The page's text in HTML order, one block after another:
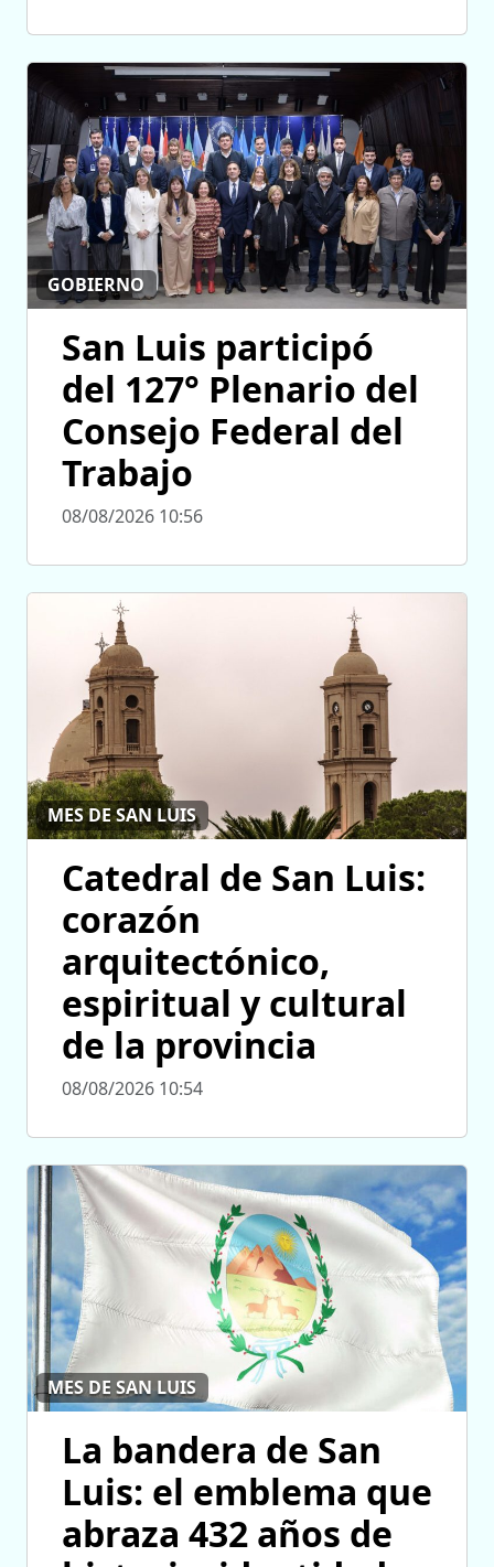
GOBIERNO
San Luis participó
del 127° Plenario del
Consejo Federal del
Trabajo
08/08/2026 10:56
MES DE SAN LUIS
Catedral de San Luis:
corazón
arquitectónico,
espiritual y cultural
de la provincia
08/08/2026 10:54
MES DE SAN LUIS
La bandera de San
Luis: el emblema que
abraza 432 años de